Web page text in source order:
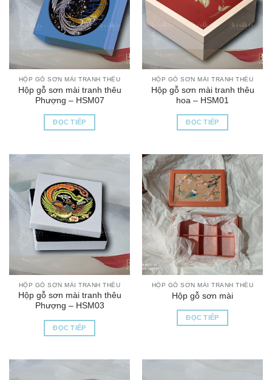
HỘP GỖ SƠN MÀI TRANH THÊU
Hộp gỗ sơn mài tranh thêu
Phượng – HSM07
ĐỌC TIẾP
HỘP GỖ SƠN MÀI TRANH THÊU
Hộp gỗ sơn mài tranh thêu
hoa – HSM01
ĐỌC TIẾP
HỘP GỖ SƠN MÀI TRANH THÊU
Hộp gỗ sơn mài tranh thêu
Phượng – HSM03
ĐỌC TIẾP
HỘP GỖ SƠN MÀI TRANH THÊU
Hộp gỗ sơn mài
ĐỌC TIẾP